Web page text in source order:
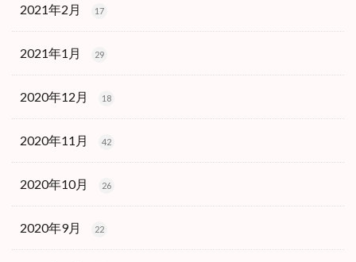
2021年2月 17
2021年1月 29
2020年12月 18
2020年11月 42
2020年10月 26
2020年9月 22